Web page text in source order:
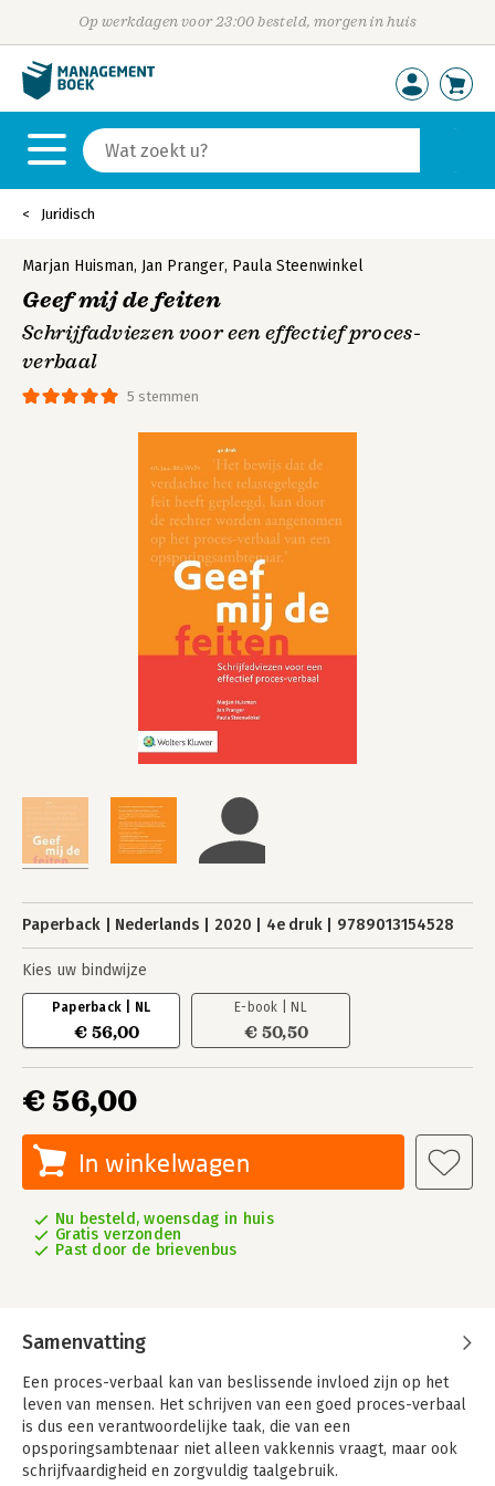
Op werkdagen voor 23:00 besteld, morgen in huis
Juridisch
5 stemmen
Marjan Huisman, Jan Pranger, Paula Steenwinkel
Geef mij de feiten
Schrijfadviezen voor een effectief proces-
verbaal
Paperback Nederlands 2020 4e druk 9789013154528
Kies uw bindwijze
Paperback | NL
€ 56,00
E-book | NL
€ 50,50
€ 56,00
In winkelwagen
Nu besteld, woensdag in huis
Gratis verzonden
Past door de brievenbus
Samenvatting
Een proces-verbaal kan van beslissende invloed zijn op het
leven van mensen. Het schrijven van een goed proces-verbaal
is dus een verantwoordelijke taak, die van een
opsporingsambtenaar niet alleen vakkennis vraagt, maar ook
schrijfvaardigheid en zorgvuldig taalgebruik.